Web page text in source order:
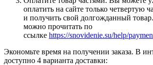
оплатить на сайте только четвертую
и получить свой долгожданный
можно прочитать по
ссылке https://snovidenie.su/help/
Экономьте время на получении заказа. В
доступно 4 варианта доставки: